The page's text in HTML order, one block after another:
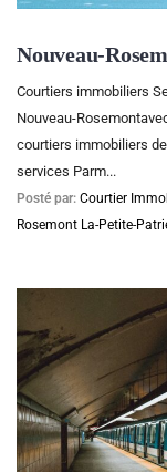
Nouveau-
Courtiers immobiliers
Nouveau-
courtiers immobiliers
services Parm...
Posté par: Courtier
Rosemont La-Petite-